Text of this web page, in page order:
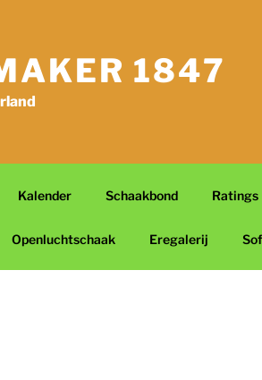
1847
Kalender Schaakbond Ratings
Openluchtschaak Eregalerij